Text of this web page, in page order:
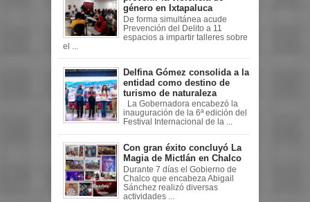
género en Ixtapaluca
De forma simultánea acude
Prevención del Delito a 11
espacios a impartir talleres sobre
el ...
Delfina Gómez consolida a la
entidad como destino de
turismo de naturaleza
La Gobernadora encabezó la
inauguración de la 6ª edición del
Festival Internacional de la ...
Con gran éxito concluyó La
Magia de Mictlán en Chalco
Durante 7 días el Gobierno de
Chalco que encabeza Abigail
Sánchez realizó diversas
actividades ...